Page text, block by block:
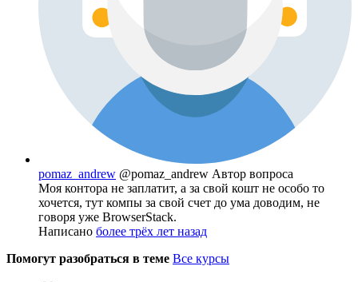
pomaz_andrew @pomaz_andrew Автор вопроса
Моя контора не заплатит, а за свой кошт не особо то
хочется, тут компы за свой счет до ума доводим, не
говоря уже BrowserStack.
Написано более трёх лет назад
Помогут разобраться в теме Все курсы